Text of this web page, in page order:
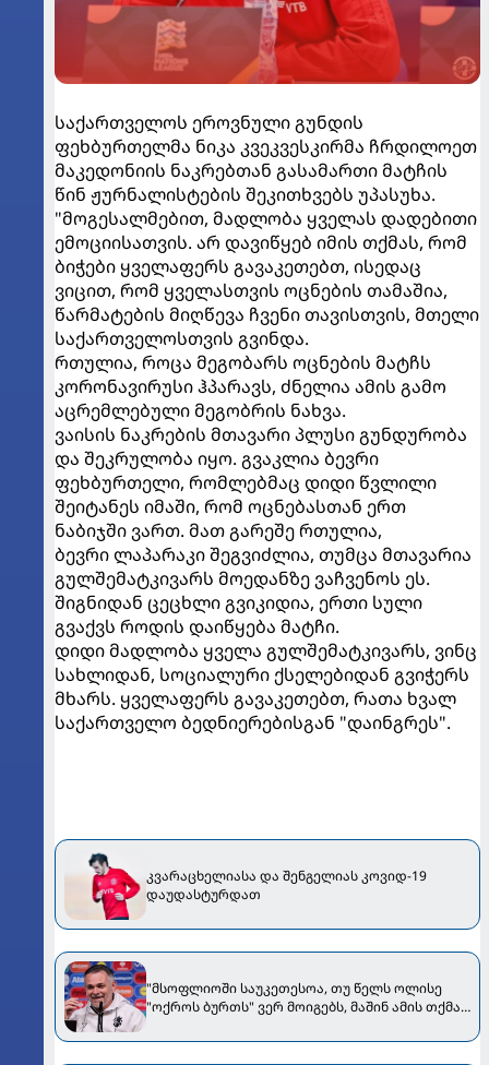
საქართველოს ეროვნული გუნდის
ფეხბურთელმა ნიკა კვეკვესკირმა ჩრდილოეთ
მაკედონიის ნაკრებთან გასამართი მატჩის
წინ ჟურნალისტების შეკითხვებს უპასუხა.
"მოგესალმებით, მადლობა ყველას დადებითი
ემოციისათვის. არ დავიწყებ იმის თქმას, რომ
ბიჭები ყველაფერს გავაკეთებთ, ისედაც
ვიცით, რომ ყველასთვის ოცნების თამაშია,
წარმატების მიღწევა ჩვენი თავისთვის, მთელი
საქართველოსთვის გვინდა.
რთულია, როცა მეგობარს ოცნების მატჩს
კორონავირუსი ჰპარავს, ძნელია ამის გამო
აცრემლებული მეგობრის ნახვა.
ვაისის ნაკრების მთავარი პლუსი გუნდურობა
და შეკრულობა იყო. გვაკლია ბევრი
ფეხბურთელი, რომლებმაც დიდი წვლილი
შეიტანეს იმაში, რომ ოცნებასთან ერთ
ნაბიჯში ვართ. მათ გარეშე რთულია,
ბევრი ლაპარაკი შეგვიძლია, თუმცა მთავარია
გულშემატკივარს მოედანზე ვაჩვენოს ეს.
შიგნიდან ცეცხლი გვიკიდია, ერთი სული
გვაქვს როდის დაიწყება მატჩი.
დიდი მადლობა ყველა გულშემატკივარს, ვინც
სახლიდან, სოციალური ქსელებიდან გვიჭერს
მხარს. ყველაფერს გავაკეთებთ, რათა ხვალ
საქართველო ბედნიერებისგან "დაინგრეს".
კვარაცხელიასა და შენგელიას კოვიდ-19
დაუდასტურდათ
"მსოფლიოში საუკეთესოა, თუ წელს ოლისე
"ოქროს ბურთს" ვერ მოიგებს, მაშინ ამის თქმა